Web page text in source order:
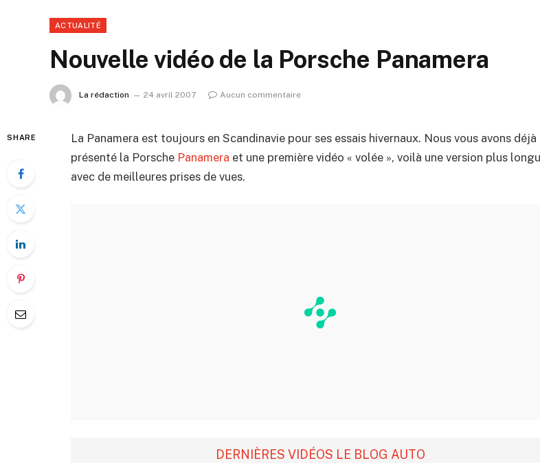
ACTUALITÉ
Nouvelle vidéo de la Porsche Panamera
La rédaction 24 avril 2007 Aucun commentaire
SHARE
La Panamera est toujours en Scandinavie pour ses essais hivernaux. Nous vous avons déjà
présenté la Porsche Panamera et une première vidéo « volée », voilà une version plus
avec de meilleures prises de vues.
DERNIÈRES VIDÉOS LE BLOG AUTO